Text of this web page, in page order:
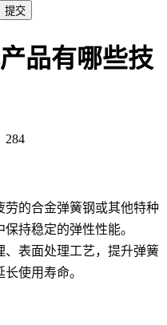
品有哪些技
284
的合金弹簧钢或其他特种
持稳定的弹性性能。
表面处理工艺，提升弹簧
使用寿命。